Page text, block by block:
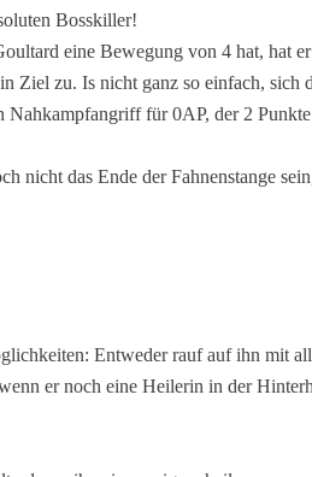
Bosskiller!
eine Bewegung von 4 hat, hat
Ziel zu. Is nicht ganz so einfach, sich
für 0AP, der 2
nicht das Ende der Fahnenstange
Entweder rauf auf ihn mit
er noch eine Heilerin in der